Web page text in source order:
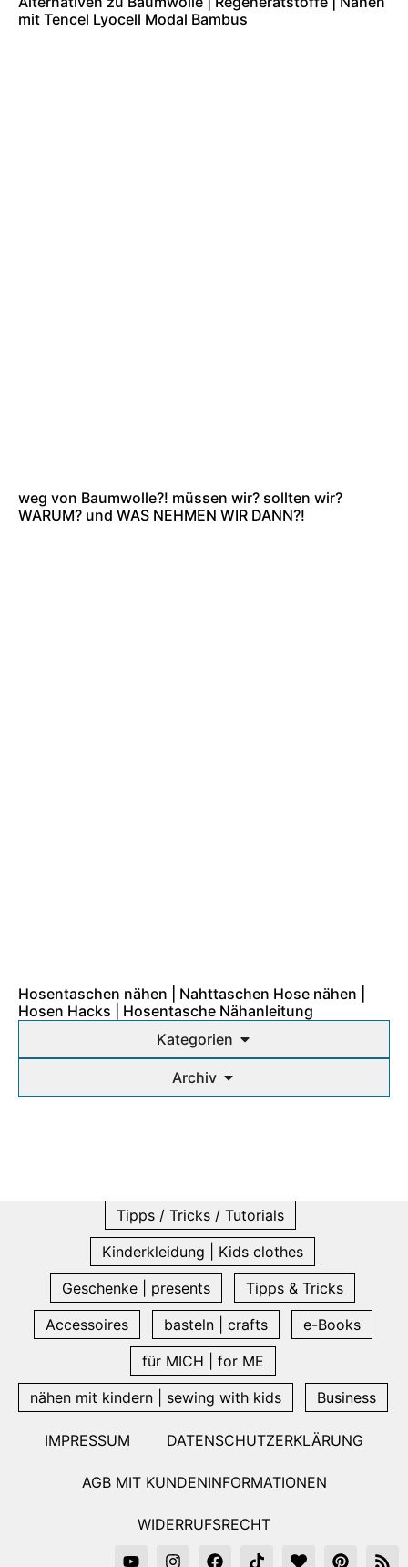
mit Tencel Lyocell Modal Bambus
weg von Baumwolle?! müssen wir? sollten wir?
WARUM? und WAS NEHMEN WIR DANN?!
Hosentaschen nähen | Nahttaschen Hose nähen |
Hosen Hacks | Hosentasche Nähanleitung
Kategorien
Archiv
Tipps / Tricks / Tutorials
Kinderkleidung | Kids clothes
Geschenke | presents
Tipps & Tricks
Accessoires
basteln | crafts
e-Books
für MICH | for ME
nähen mit kindern | sewing with kids
Business
IMPRESSUM DATENSCHUTZERKLÄRUNG
AGB MIT KUNDENINFORMATIONEN
WIDERRUFSRECHT